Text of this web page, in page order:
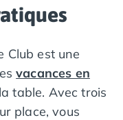
location-mobil-
location-
location-
Club est une
vacances en
table. Avec trois
place, vous